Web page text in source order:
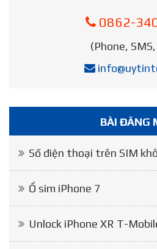
0862-
(Phone,
BÀI ĐĂNG
Số điện thoại trên SIM
Ổ sim iPhone 7
Unlock iPhone XR T-